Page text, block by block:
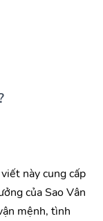
này cung cấp
của Sao Vân
mệnh, tình